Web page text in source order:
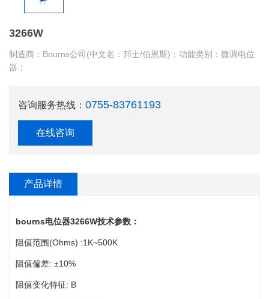
3266W
制造商：Bourns公司(中文名：邦士/伯恩斯)；功能类别：微调电位
器；
咨询服务热线： 0755-83761193
在线咨询
产品详情
bourns电位器3266W技术参数：
阻值范围(Ohms) :1K~500K
阻值偏差: ±10%
阻值变化特征: B